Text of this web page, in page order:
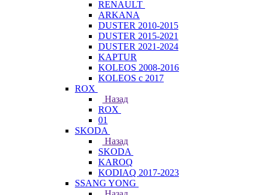
RENAULT
ARKANA
DUSTER 2010-2015
DUSTER 2015-2021
DUSTER 2021-2024
KAPTUR
KOLEOS 2008-2016
KOLEOS с 2017
ROX
Назад
ROX
01
SKODA
Назад
SKODA
KAROQ
KODIAQ 2017-2023
SSANG YONG